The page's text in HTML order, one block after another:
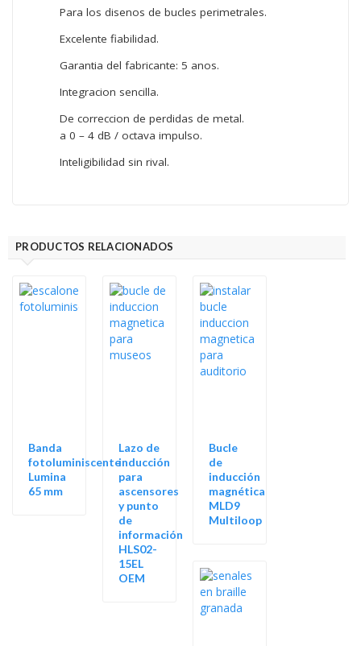
Para los disenos de bucles perimetrales.
Excelente fiabilidad.
Garantia del fabricante: 5 anos.
Integracion sencilla.
De correccion de perdidas de metal.
a 0 – 4 dB / octava impulso.
Inteligibilidad sin rival.
PRODUCTOS RELACIONADOS
Banda
fotoluminiscente
Lumina
65 mm
Lazo de
inducción
para
ascensores
y punto
de
información
HLS02-
15EL
OEM
Bucle
de
inducción
magnética
MLD9
Multiloop